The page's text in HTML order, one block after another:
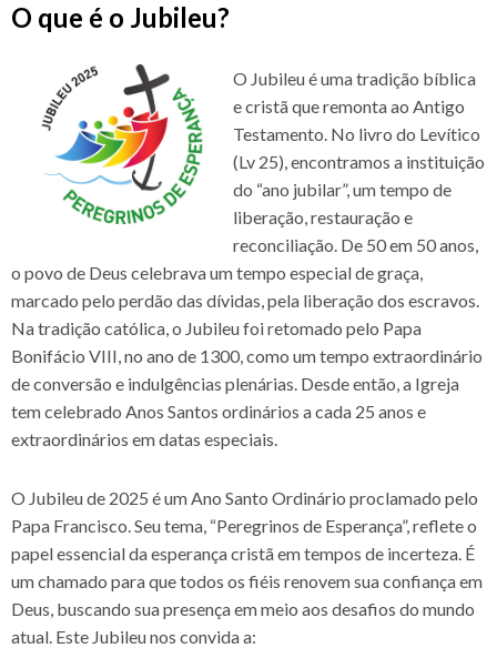
O que é o Jubileu?
O Jubileu é uma tradição bíblica
e cristã que remonta ao Antigo
Testamento. No livro do Levítico
(Lv 25), encontramos a instituição
do “ano jubilar”, um tempo de
liberação, restauração e
reconciliação. De 50 em 50 anos,
o povo de Deus celebrava um tempo especial de graça,
marcado pelo perdão das dívidas, pela liberação dos escravos.
Na tradição católica, o Jubileu foi retomado pelo Papa
Bonifácio VIII, no ano de 1300, como um tempo extraordinário
de conversão e indulgências plenárias. Desde então, a Igreja
tem celebrado Anos Santos ordinários a cada 25 anos e
extraordinários em datas especiais.
O Jubileu de 2025 é um Ano Santo Ordinário proclamado pelo
Papa Francisco. Seu tema, “Peregrinos de Esperança”, reflete o
papel essencial da esperança cristã em tempos de incerteza. É
um chamado para que todos os fiéis renovem sua confiança em
Deus, buscando sua presença em meio aos desafios do mundo
atual. Este Jubileu nos convida a: